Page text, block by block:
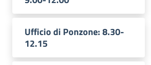
Ufficio di Ponzone: 8.30-
12.15